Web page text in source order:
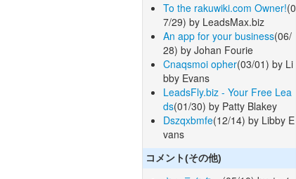
To the rakuwiki.com Owner!(0
7/29) by LeadsMax.biz
An app for your business(06/
28) by Johan Fourie
Cnaqsmoi opher(03/01) by Li
bby Evans
LeadsFly.biz - Your Free Lea
ds(01/30) by Patty Blakey
Dszqxbmfe(12/14) by Libby E
vans
コメント(その他)